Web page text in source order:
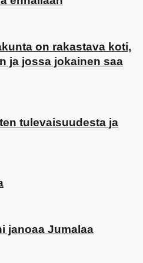
on rakastava koti,
ja jossa jokainen saa
tulevaisuudesta ja
janoaa Jumalaa